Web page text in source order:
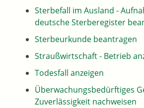
Sterbefall im Ausland -
deutsche Sterberegister
Sterbeurkunde beantragen
Straußwirtschaft - Betrieb
Todesfall anzeigen
Überwachungsbedürftiges
Zuverlässigkeit nachweisen